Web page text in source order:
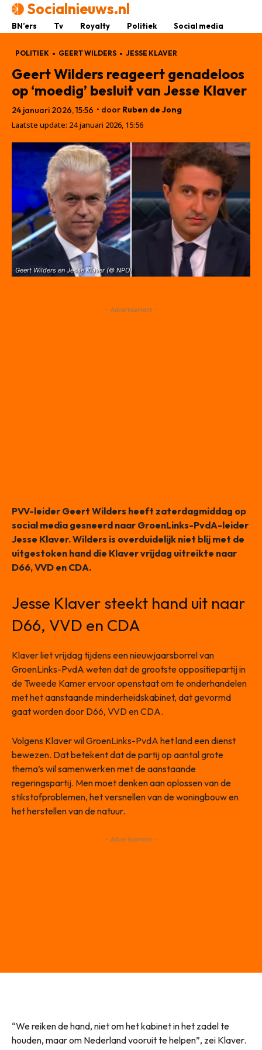
Socialnieuws.nl
BN’ers Tv Royalty Politiek Social media
POLITIEK GEERT WILDERS JESSE KLAVER
Geert Wilders reageert genadeloos
op ‘moedig’ besluit van Jesse Klaver
24 januari 2026, 15:56 • door Ruben de Jong
Laatste update: 24 januari 2026, 15:56
Geert Wilders en Jesse Klaver (© NPO)
- Advertisement -
PVV-leider Geert Wilders heeft zaterdagmiddag op
social media gesneerd naar GroenLinks-PvdA-leider
Jesse Klaver. Wilders is overduidelijk niet blij met de
uitgestoken hand die Klaver vrijdag uitreikte naar
D66, VVD en CDA.
Jesse Klaver steekt hand uit naar
D66, VVD en CDA
Klaver liet vrijdag tijdens een nieuwjaarsborrel van
GroenLinks-PvdA weten dat de grootste oppositiepartij in
de Tweede Kamer ervoor openstaat om te onderhandelen
met het aanstaande minderheidskabinet, dat gevormd
gaat worden door D66, VVD en CDA.
Volgens Klaver wil GroenLinks-PvdA het land een dienst
bewezen. Dat betekent dat de partij op aantal grote
thema’s wil samenwerken met de aanstaande
regeringspartij. Men moet denken aan oplossen van de
stikstofproblemen, het versnellen van de woningbouw en
het herstellen van de natuur.
- Advertisement -
“We reiken de hand, niet om het kabinet in het zadel te
houden, maar om Nederland vooruit te helpen”, zei Klaver.